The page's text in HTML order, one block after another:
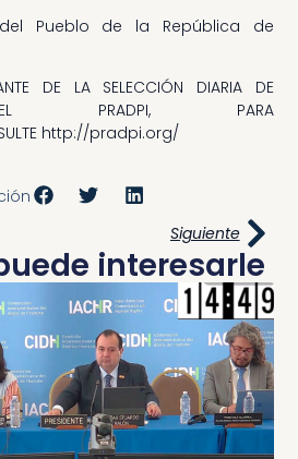
del Pueblo de la República de
DE LA SELECCIÓN DIARIA DE
PRADPI, PARA
http://pradpi.org/
Siguiente
interesarle